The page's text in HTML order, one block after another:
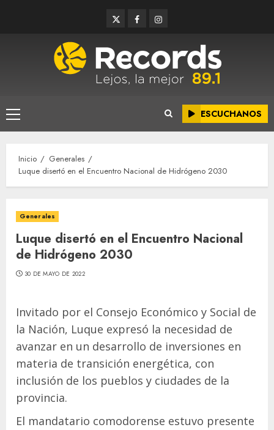
TwitterFacebookInstagram
Menú
principal
ESCUCHANOS
Inicio
Generales
Luque disertó en el Encuentro Nacional de Hidrógeno 2030
Generales
Luque disertó en el Encuentro Nacional
de Hidrógeno 2030
30 DE MAYO DE 2022
Invitado por el Consejo Económico y Social de
la Nación, Luque expresó la necesidad de
avanzar en un desarrollo de inversiones en
materia de transición energética, con
inclusión de los pueblos y ciudades de la
provincia.
El mandatario comodorense estuvo presente